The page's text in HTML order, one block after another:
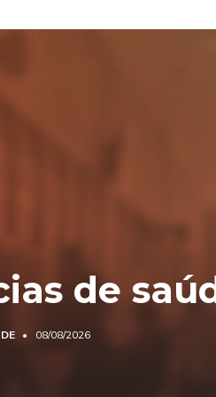
de
08/08/2026